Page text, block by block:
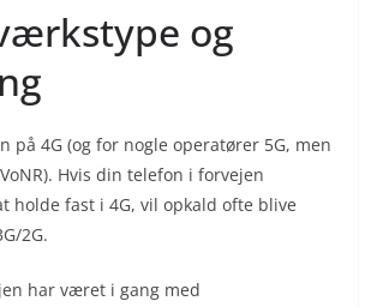
og
på 4G (og for nogle operatører 5G, men
Hvis din telefon i forvejen
holde fast i 4G, vil opkald ofte blive
2G.
har været i gang med